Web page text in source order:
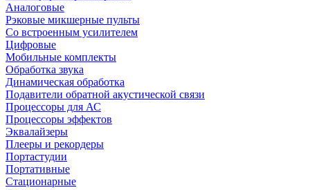
Аналоговые
Рэковые микшерные пульты
Со встроенным усилителем
Цифровые
Мобильные комплекты
Обработка звука
Динамическая обработка
Подавители обратной акустической связи
Процессоры для АС
Процессоры эффектов
Эквалайзеры
Плееры и рекордеры
Портастудии
Портативные
Стационарные